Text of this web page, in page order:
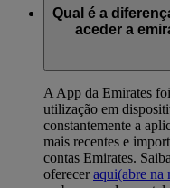
Qual é a
aceder a
A App da Emirates
utilização em
constantemente a
mais recentes e
contas Emirates.
ofereceraqui(abre na